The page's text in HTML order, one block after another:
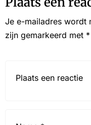
Je e-mailadres wordt
zijn gemarkeerd met *